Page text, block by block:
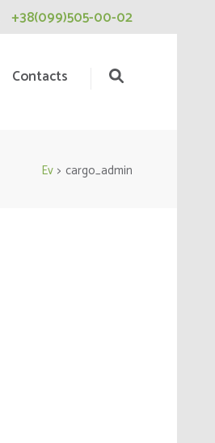
+38(099)505-00-02
Contacts
Ev > cargo_admin